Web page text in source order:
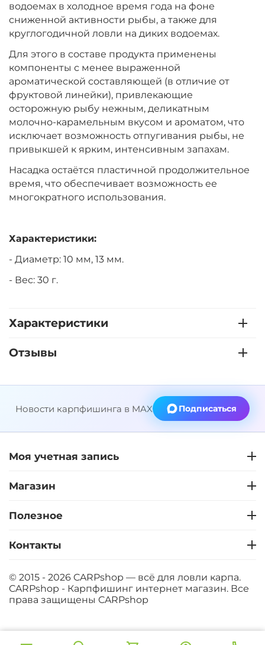
водоемах в холодное время года на фоне
сниженной активности рыбы, а также для
круглогодичной ловли на диких водоемах.
Для этого в составе продукта применены
компоненты с менее выраженной
ароматической составляющей (в отличие от
фруктовой линейки), привлекающие
осторожную рыбу нежным, деликатным
молочно-карамельным вкусом и ароматом, что
исключает возможность отпугивания рыбы, не
привыкшей к ярким, интенсивным запахам.
Насадка остаётся пластичной продолжительное
время, что обеспечивает возможность ее
многократного использования.
Характеристики:
- Диаметр: 10 мм, 13 мм.
- Вес: 30 г.
Характеристики
Отзывы
Новости карпфишинга в MAX Подписаться
Моя учетная запись
Магазин
Полезное
Контакты
© 2015 - 2026 CARPshop — всё для ловли карпа.
CARPshop - Карпфишинг интернет магазин. Все
права защищены CARPshop